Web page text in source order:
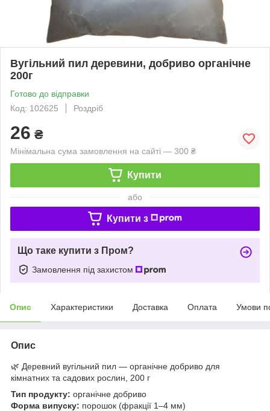
Вугільний пил деревини, добриво органічне
200г
Готово до відправки
Код: 102625
Роздріб
26 ₴
Мінімальна сума замовлення на сайті — 300 ₴
Купити
або
Купити з
Що таке купити з Пром?
Замовлення під захистом
Опис Характеристики Доставка Оплата Умови
Опис
🌿 Деревний вугільний пил — органічне добриво для
кімнатних та садових рослин, 200 г
Тип продукту: органічне добриво
Форма випуску: порошок (фракції 1–4 мм)